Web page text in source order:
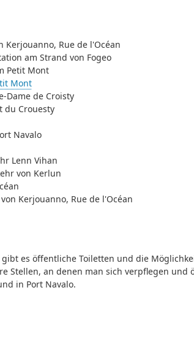
Kerjouanno, Rue de l'Océan
am Strand von Fogeo
Petit Mont
Mont
Dame de Croisty
du Crouesty
Navalo
Lenn Vihan
von Kerlun
Kerjouanno, Rue de l'Océan
es öffentliche Toiletten und die
Stellen, an denen man sich verpflegen und
in Port Navalo.